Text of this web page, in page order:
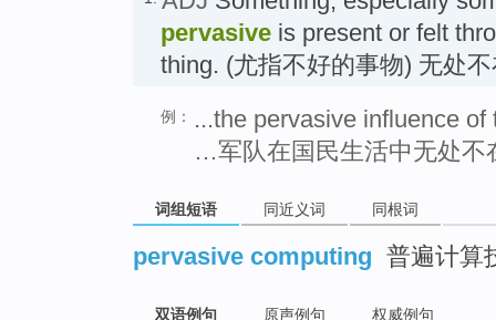
pervasive is present or felt
thing. (尤指不好的事物) 无处
例：
...the pervasive influence
…军队在国民生活中无处不
词组短语 同近义词 同根词
pervasive computing 普遍计算
双语例句 原声例句 权威例句